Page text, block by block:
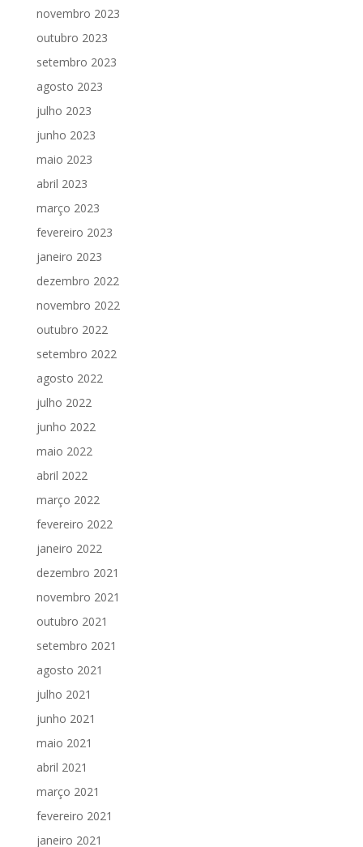
novembro 2023
outubro 2023
setembro 2023
agosto 2023
julho 2023
junho 2023
maio 2023
abril 2023
março 2023
fevereiro 2023
janeiro 2023
dezembro 2022
novembro 2022
outubro 2022
setembro 2022
agosto 2022
julho 2022
junho 2022
maio 2022
abril 2022
março 2022
fevereiro 2022
janeiro 2022
dezembro 2021
novembro 2021
outubro 2021
setembro 2021
agosto 2021
julho 2021
junho 2021
maio 2021
abril 2021
março 2021
fevereiro 2021
janeiro 2021